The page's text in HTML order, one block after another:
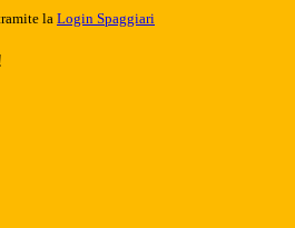
la Login Spaggiari